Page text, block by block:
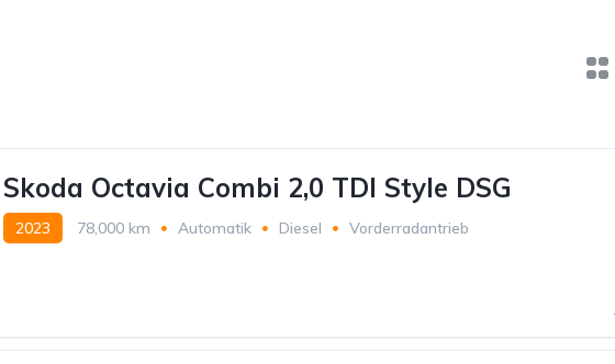
Skoda Octavia Combi 2,0 TDI Style DSG
2023 78,000 km Automatik Diesel Vorderradantrieb